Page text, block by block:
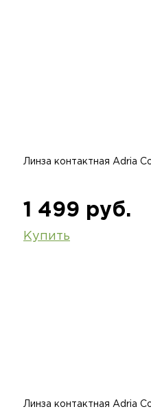
Линза контактная Adria
1 499 руб.
Купить
Линза контактная Adria